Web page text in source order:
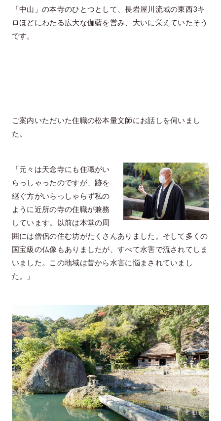
「中山」の本寺のひとつとして、長岩屋川流域の東西3キ
ロほどにわたる広大な伽藍を営み、大いに栄えていたそう
です。
ご案内いただいた住職の松本量文師にお話しを伺いまし
た。
「元々は天念寺にも住職がい
らっしゃったのですが、跡を
継ぐ方がいらっしゃらず私の
ように近所の寺の住職が兼務
しています。以前は本堂の周
囲には僧侶の住む坊がたくさんありました。そして多くの
国宝級の仏像もありましたが、すべて水害で流されてしま
いました。この地域は昔から水害に悩まされていまし
た。」